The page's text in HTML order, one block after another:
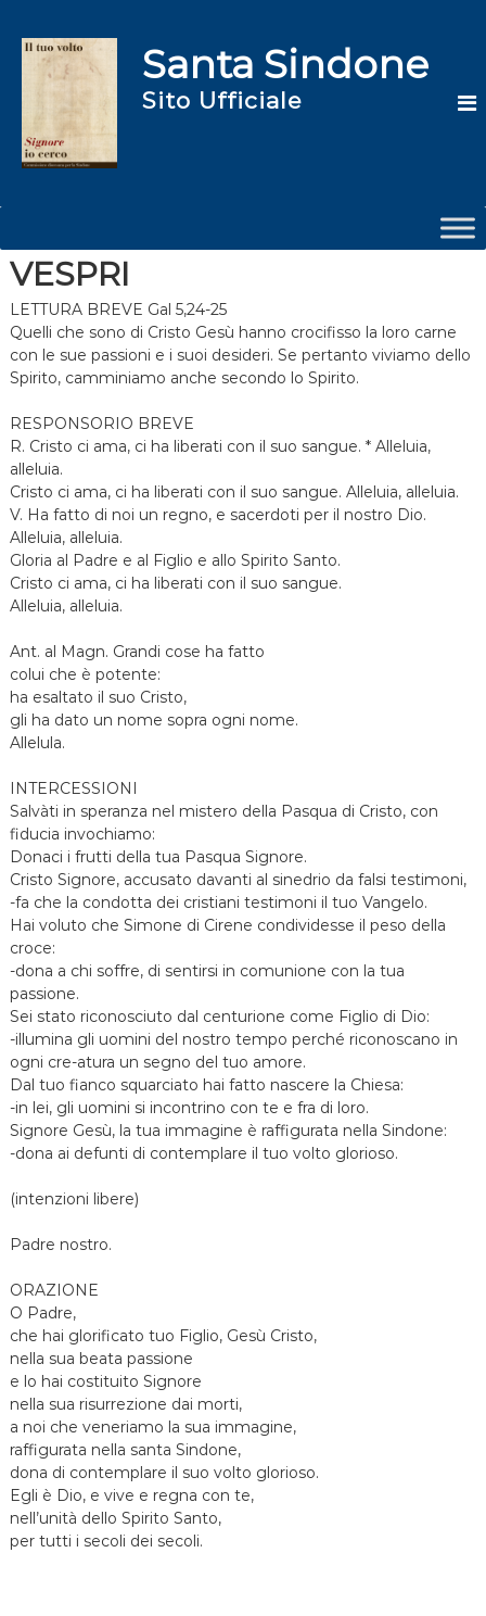
n
Santa Sindone
Sito Ufficiale
VESPRI
LETTURA BREVE Gal 5,24-25
Quelli che sono di Cristo Gesù hanno crocifisso la loro carne
con le sue passioni e i suoi desideri. Se pertanto viviamo dello
Spirito, camminiamo anche secondo lo Spirito.
RESPONSORIO BREVE
R. Cristo ci ama, ci ha liberati con il suo sangue. * Alleluia,
alleluia.
Cristo ci ama, ci ha liberati con il suo sangue. Alleluia, alleluia.
V. Ha fatto di noi un regno, e sacerdoti per il nostro Dio.
Alleluia, alleluia.
Gloria al Padre e al Figlio e allo Spirito Santo.
Cristo ci ama, ci ha liberati con il suo sangue.
Alleluia, alleluia.
Ant. al Magn. Grandi cose ha fatto
colui che è potente:
ha esaltato il suo Cristo,
gli ha dato un nome sopra ogni nome.
Allelula.
INTERCESSIONI
Salvàti in speranza nel mistero della Pasqua di Cristo, con
fiducia invochiamo:
Donaci i frutti della tua Pasqua Signore.
Cristo Signore, accusato davanti al sinedrio da falsi testimoni,
-fa che la condotta dei cristiani testimoni il tuo Vangelo.
Hai voluto che Simone di Cirene condividesse il peso della
croce:
-dona a chi soffre, di sentirsi in comunione con la tua
passione.
Sei stato riconosciuto dal centurione come Figlio di Dio:
-illumina gli uomini del nostro tempo perché riconoscano in
ogni cre-atura un segno del tuo amore.
Dal tuo fianco squarciato hai fatto nascere la Chiesa:
-in lei, gli uomini si incontrino con te e fra di loro.
Signore Gesù, la tua immagine è raffigurata nella Sindone:
-dona ai defunti di contemplare il tuo volto glorioso.
(intenzioni libere)
Padre nostro.
ORAZIONE
O Padre,
che hai glorificato tuo Figlio, Gesù Cristo,
nella sua beata passione
e lo hai costituito Signore
nella sua risurrezione dai morti,
a noi che veneriamo la sua immagine,
raffigurata nella santa Sindone,
dona di contemplare il suo volto glorioso.
Egli è Dio, e vive e regna con te,
nell’unità dello Spirito Santo,
per tutti i secoli dei secoli.